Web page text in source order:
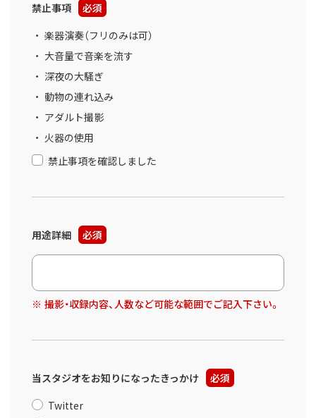
禁止事項
必須
楽器演奏（フリのみは可）
大音量で音楽を流す
深夜の大騒ぎ
動物の連れ込み
アダルト撮影
火器の使用
禁止事項を確認しました
用途詳細 必須
撮影・収録内容、人数など可能な範囲でご記入下さい。
当スタジオをお知りになったきっかけ
必須
Twitter